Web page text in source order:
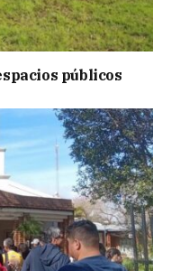
públicos